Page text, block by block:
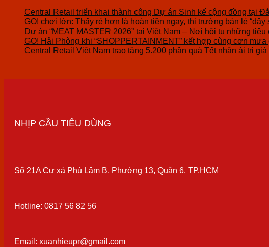
Central Retail triển khai thành công Dự án Sinh kế cộng đồng tại
GO! chơi lớn: Thấy rẻ hơn là hoàn tiền ngay, thị trường bán lẻ “dậy
Dự án “MEAT MASTER 2026” tại Việt Nam – Nơi hội tụ những
GO! Hải Phòng khi “SHOPPERTAINMENT” kết hợp cùng cơn
Central Retail Việt Nam trao tặng 5.200 phần quà Tết nhân ái trị
NHỊP CẦU TIÊU DÙNG
Số 21A Cư xá Phú Lâm B, Phường 13, Quận 6, TP.HCM
Hotline: 0817 56 82 56
Email: xuanhieupr@gmail.com